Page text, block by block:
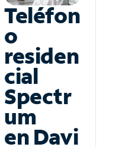
Teléfon
o
residen
cial
Spectr
um
en Davi